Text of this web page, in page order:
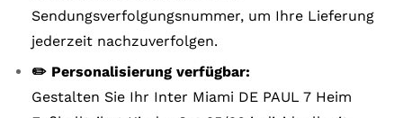
Sendungsverfolgungsnummer, um Ihre Lieferung
jederzeit nachzuverfolgen.
✏️ Personalisierung verfügbar:
Gestalten Sie Ihr Inter Miami DE PAUL 7 Heim